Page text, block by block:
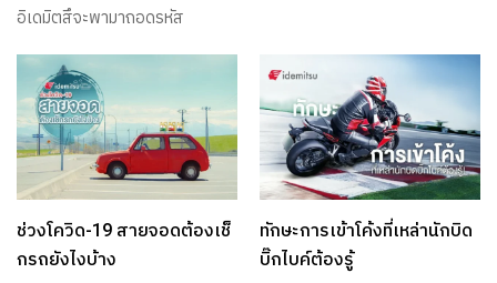
อิเดมิตสึจะพามาถอดรหัส
ช่วงโควิด-19 สายจอดต้องเช็
กรถยังไงบ้าง
ทักษะการเข้าโค้งที่เหล่านักบิด
บิ๊กไบค์ต้องรู้